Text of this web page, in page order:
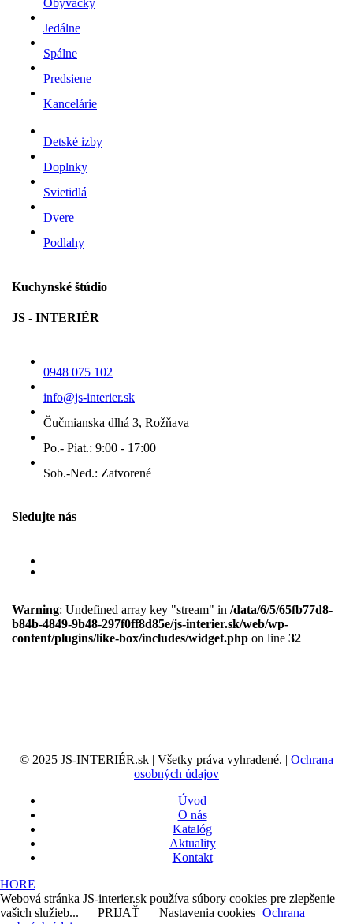
Obývačky
Jedálne
Spálne
Predsiene
Kancelárie
Detské izby
Doplnky
Svietidlá
Dvere
Podlahy
Kuchynské štúdio
JS - INTERIÉR
0948 075 102
info@js-interier.sk
Čučmianska dlhá 3, Rožňava
Po.- Piat.: 9:00 - 17:00
Sob.-Ned.: Zatvorené
Sledujte nás
Warning: Undefined array key "stream" in /data/6/5/65fb77d8-
b84b-4849-9b48-297f0ff8d85e/js-interier.sk/web/wp-
content/plugins/like-box/includes/widget.php on line 32
© 2025 JS-INTERIÉR.sk | Všetky práva vyhradené. | Ochrana
osobných údajov
Úvod
O nás
Katalóg
Aktuality
Kontakt
HORE
Webová stránka JS-interier.sk používa súbory cookies pre zlepšenie
vašich služieb...
PRIJAŤ Nastavenia cookies Ochrana